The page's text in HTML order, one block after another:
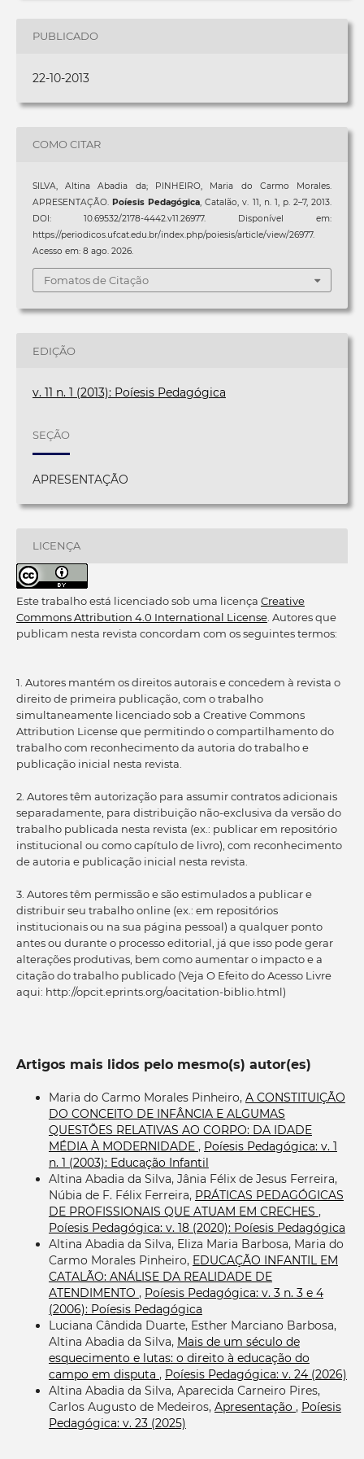
PUBLICADO
22-10-2013
COMO CITAR
SILVA, Altina Abadia da; PINHEIRO, Maria do Carmo Morales.
APRESENTAÇÃO.Poíesis Pedagógica, Catalão, v. 11, n. 1, p. 2–7, 2013.
DOI: 10.69532/2178-4442.v11.26977. Disponível em:
https://periodicos.ufcat.edu.br/index.php/poiesis/article/view/26977.
Acesso em: 8 ago. 2026.
Fomatos de Citação
EDIÇÃO
v. 11 n. 1 (2013): Poíesis Pedagógica
SEÇÃO
APRESENTAÇÃO
LICENÇA
Este trabalho está licenciado sob uma licença Creative
Commons Attribution 4.0 International License. Autores que
publicam nesta revista concordam com os seguintes termos:
1. Autores mantém os direitos autorais e concedem à revista o
direito de primeira publicação, com o trabalho
simultaneamente licenciado sob a Creative Commons
Attribution License que permitindo o compartilhamento do
trabalho com reconhecimento da autoria do trabalho e
publicação inicial nesta revista.
2. Autores têm autorização para assumir contratos adicionais
separadamente, para distribuição não-exclusiva da versão do
trabalho publicada nesta revista (ex.: publicar em repositório
institucional ou como capítulo de livro), com reconhecimento
de autoria e publicação inicial nesta revista.
3. Autores têm permissão e são estimulados a publicar e
distribuir seu trabalho online (ex.: em repositórios
institucionais ou na sua página pessoal) a qualquer ponto
antes ou durante o processo editorial, já que isso pode gerar
alterações produtivas, bem como aumentar o impacto e a
citação do trabalho publicado (Veja O Efeito do Acesso Livre
aqui: http://opcit.eprints.org/oacitation-biblio.html)
Artigos mais lidos pelo mesmo(s) autor(es)
Maria do Carmo Morales Pinheiro, A CONSTITUIÇÃO
DO CONCEITO DE INFÂNCIA E ALGUMAS
QUESTÕES RELATIVAS AO CORPO: DA IDADE
MÉDIA À MODERNIDADE , Poíesis Pedagógica: v. 1
n. 1 (2003): Educação Infantil
Altina Abadia da Silva, Jânia Félix de Jesus Ferreira,
Núbia de F. Félix Ferreira, PRÁTICAS PEDAGÓGICAS
DE PROFISSIONAIS QUE ATUAM EM CRECHES ,
Poíesis Pedagógica: v. 18 (2020): Poíesis Pedagógica
Altina Abadia da Silva, Eliza Maria Barbosa, Maria do
Carmo Morales Pinheiro, EDUCAÇÃO INFANTIL EM
CATALÃO: ANÁLISE DA REALIDADE DE
ATENDIMENTO , Poíesis Pedagógica: v. 3 n. 3 e 4
(2006): Poíesis Pedagógica
Luciana Cândida Duarte, Esther Marciano Barbosa,
Altina Abadia da Silva, Mais de um século de
esquecimento e lutas: o direito à educação do
campo em disputa , Poíesis Pedagógica: v. 24 (2026)
Altina Abadia da Silva, Aparecida Carneiro Pires,
Carlos Augusto de Medeiros, Apresentação , Poíesis
Pedagógica: v. 23 (2025)